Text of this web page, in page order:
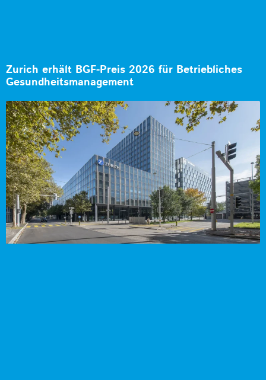
Zurich erhält BGF-Preis 2026 für Betriebliches
Gesundheitsmanagement